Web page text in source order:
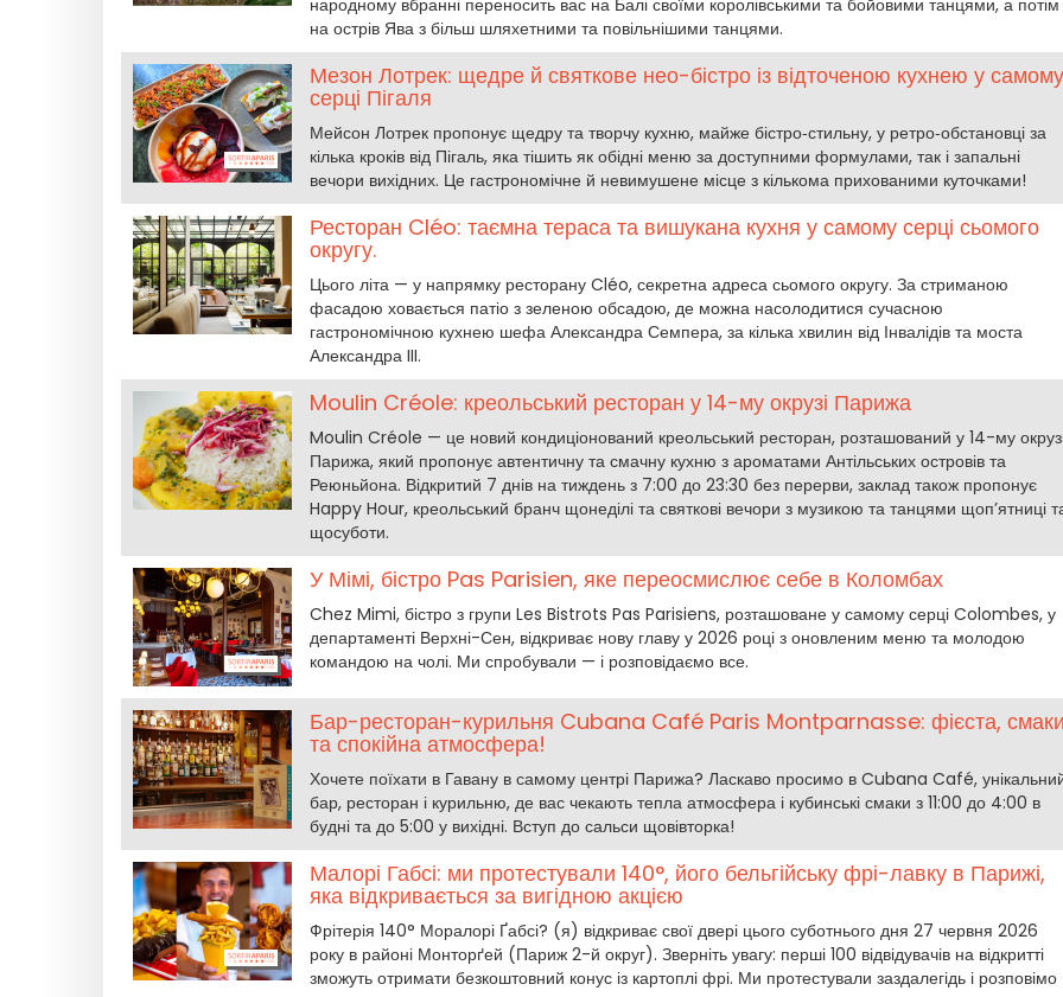
народному вбранні переносить вас на Балі своїми королівськими та бойовими танцями, а потім
на острів Ява з більш шляхетними та повільнішими танцями.
Мезон Лотрек: щедре й святкове нео-бістро із відточеною кухнею у самому
серці Пігаля
Мейсон Лотрек пропонує щедру та творчу кухню, майже бістро‑стильну, у ретро‑обстановці за
кілька кроків від Пігаль, яка тішить як обідні меню за доступними формулами, так і запальні
вечори вихідних. Це гастрономічне й невимушене місце з кількома прихованими куточками!
Ресторан Cléo: таємна тераса та вишукана кухня у самому серці сьомого
округу.
Цього літа — у напрямку ресторану Cléo, секретна адреса сьомого округу. За стриманою
фасадою ховається патіо з зеленою обсадою, де можна насолодитися сучасною
гастрономічною кухнею шефа Александра Семпера, за кілька хвилин від Інвалідів та моста
Александра III.
Moulin Créole: креольський ресторан у 14-му окрузі Парижа
Moulin Créole — це новий кондиціонований креольський ресторан, розташований у 14-му
Парижа, який пропонує автентичну та смачну кухню з ароматами Антільських островів та
Реюньйона. Відкритий 7 днів на тиждень з 7:00 до 23:30 без перерви, заклад також пропонує
Happy Hour, креольський бранч щонеділі та святкові вечори з музикою та танцями щоп’ятниці
щосуботи.
У Мімі, бістро Pas Parisien, яке переосмислює себе в Коломбах
Chez Mimi, бістро з групи Les Bistrots Pas Parisiens, розташоване у самому серці Colombes, у
департаменті Верхні-Сен, відкриває нову главу у 2026 році з оновленим меню та молодою
командою на чолі. Ми спробували — і розповідаємо все.
Бар-ресторан-курильня Cubana Café Paris Montparnasse: фієста,
та спокійна атмосфера!
Хочете поїхати в Гавану в самому центрі Парижа? Ласкаво просимо в Cubana Café,
бар, ресторан і курильню, де вас чекають тепла атмосфера і кубинські смаки з 11:00 до 4:00 в
будні та до 5:00 у вихідні. Вступ до сальси щовівторка!
Малорі Габсі: ми протестували 140°, його бельгійську фрі-лавку в Парижі,
яка відкривається за вигідною акцією
Фрітерія 140° Моралорі Ґабсі? (я) відкриває свої двері цього суботнього дня 27 червня 2026
року в районі Монторґей (Париж 2-й округ). Зверніть увагу: перші 100 відвідувачів на відкритті
зможуть отримати безкоштовний конус із картоплі фрі. Ми протестували заздалегідь і розповімо